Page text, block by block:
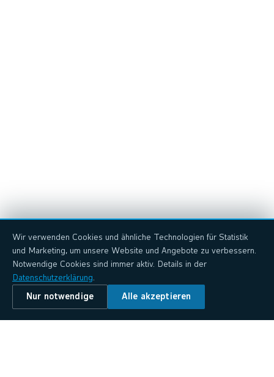
Wir verwenden Cookies und ähnliche Technologien für Statistik
und Marketing, um unsere Website und Angebote zu verbessern.
Notwendige Cookies sind immer aktiv. Details in der
Datenschutzerklärung.
Nur notwendige Alle akzeptieren